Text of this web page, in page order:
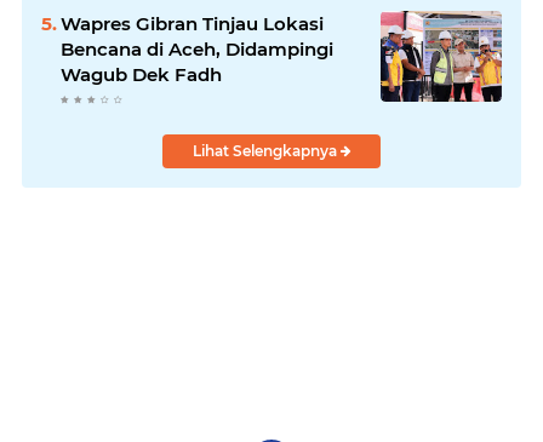
Wapres Gibran Tinjau Lokasi
Bencana di Aceh, Didampingi
Wagub Dek Fadh
Lihat Selengkapnya